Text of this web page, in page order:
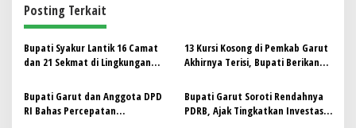
a
s
i
o
Posting Terkait
‎Bupati Syakur Lantik 16 Camat
dan 21 Sekmat di Lingkungan
13 Kursi Kosong di Pemkab Garut
Akhirnya Terisi, Bupati Berikan
atau Musibah”
‎Bupati Garut dan Anggota DPD
RI Bahas Percepatan
Bupati Garut Soroti Rendahnya
PDRB, Ajak Tingkatkan Investasi